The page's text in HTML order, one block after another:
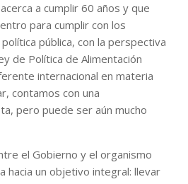
a cumplir 60 años y que
para cumplir con los
pública, con la perspectiva
de Política de Alimentación
internacional en materia
contamos con una
pero puede ser aún mucho
el Gobierno y el organismo
hacia un objetivo integral: llevar